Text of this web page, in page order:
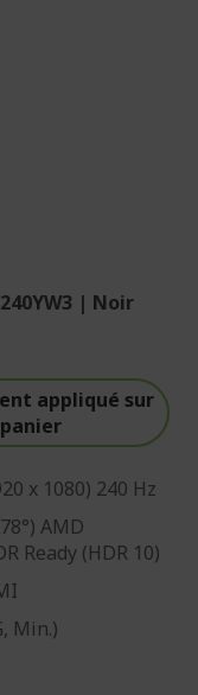
| Noir
appliqué sur
x 1080) 240 Hz
AMD
Ready (HDR 10)
Min.)